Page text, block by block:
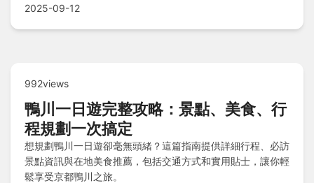
旅！
2025-09-12
992views
鴨川一日遊完整攻略：景點、美食、行
程規劃一次搞定
想規劃鴨川一日遊卻毫無頭緒？這篇指南提供詳細行程、必訪
景點資訊與在地美食推薦，包括交通方式和實用貼士，讓你輕
鬆享受京都鴨川之旅。